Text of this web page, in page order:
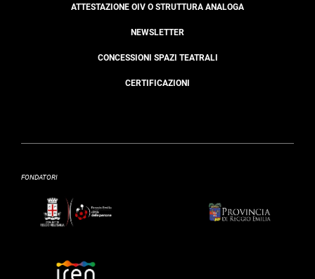
ATTESTAZIONE OIV O STRUTTURA ANALOGA
NEWSLETTER
CONCESSIONI SPAZI TEATRALI
CERTIFICAZIONI
FONDATORI